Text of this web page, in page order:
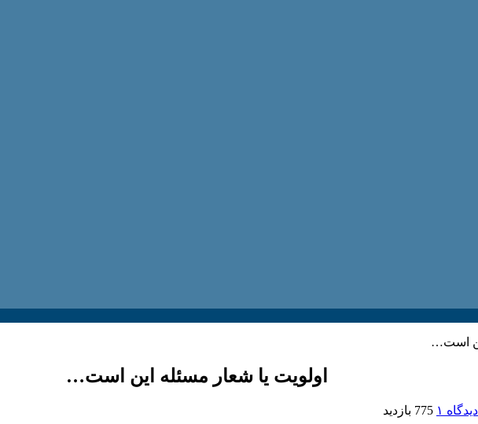
است…
اولویت یا شعار مسئله این است…
دیدگاه ۱ 775 بازدید